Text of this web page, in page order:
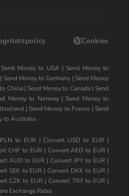
Cookies
Send Money to USA| Send Money to
| Send Money to Germany | Send Money
China| Send Money to Canada| Send
Money to Norway| Send Money to
| Send Money to France | Send
to Australia
to EUR|Convert USD to EUR |
CHF to EUR| Convert AED to EUR |
AUD to EUR | Convert JPY to EUR |
SEK to EUR |Convert DKK to EUR |
CZK to EUR |Convert TRY to EUR|
Exchange Rates